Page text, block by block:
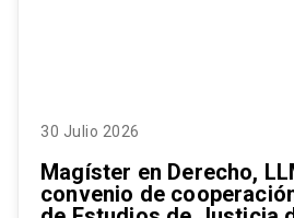
30 Julio 2026
Magíster en Derecho,
convenio de